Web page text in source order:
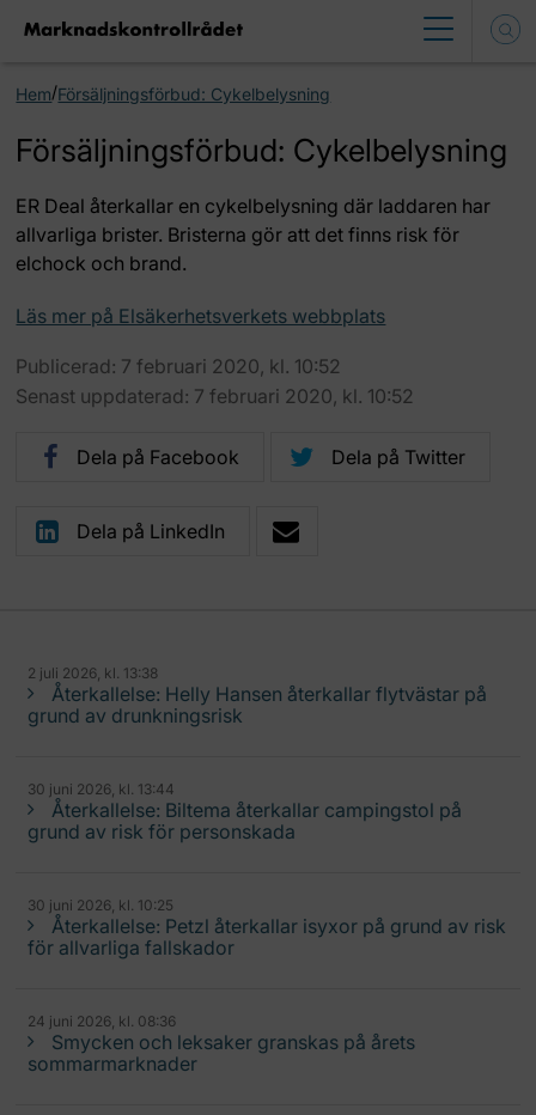
Hem/Försäljningsförbud: Cykelbelysning
Försäljningsförbud: Cykelbelysning
ER Deal återkallar en cykelbelysning där laddaren har
allvarliga brister. Bristerna gör att det finns risk för
elchock och brand.
Läs mer på Elsäkerhetsverkets webbplats
Publicerad: 7 februari 2020, kl. 10:52
Senast uppdaterad: 7 februari 2020, kl. 10:52
Dela på Facebook Dela på Twitter
Dela på LinkedIn
2 juli 2026, kl. 13:38
Återkallelse: Helly Hansen återkallar flytvästar på
grund av drunkningsrisk
30 juni 2026, kl. 13:44
Återkallelse: Biltema återkallar campingstol på
grund av risk för personskada
30 juni 2026, kl. 10:25
Återkallelse: Petzl återkallar isyxor på grund av risk
för allvarliga fallskador
24 juni 2026, kl. 08:36
Smycken och leksaker granskas på årets
sommarmarknader